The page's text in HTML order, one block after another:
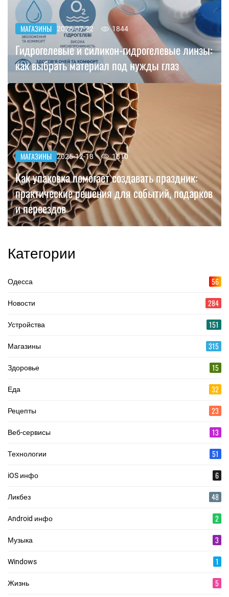
МАГАЗИНЫ 2026-07-22 1844
Гидрогелевые и силикон-гидрогелевые линзы:
как выбрать материал под нужды глаз
МАГАЗИНЫ 2025-12-18 1810
Как упаковка помогает создавать праздник:
практические решения для событий, подарков
и переездов
Категории
Одесса 56
Новости 284
Устройства 151
Магазины 315
Здоровье 15
Еда 32
Рецепты 23
Веб-сервисы 13
Технологии 51
iOS инфо 6
Ликбез 48
Android инфо 2
Музыка 3
Windows 1
Жизнь 5